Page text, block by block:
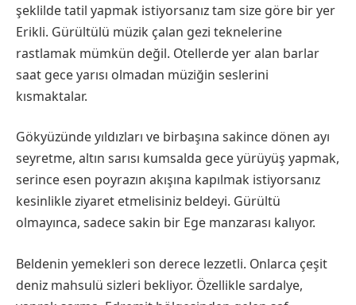
şeklilde tatil yapmak istiyorsanız tam size göre bir yer
Erikli. Gürültülü müzik çalan gezi teknelerine
rastlamak mümkün değil. Otellerde yer alan barlar
saat gece yarısı olmadan müziğin seslerini
kısmaktalar.
Gökyüzünde yıldızları ve birbaşına sakince dönen ayı
seyretme, altın sarısı kumsalda gece yürüyüş yapmak,
serince esen poyrazın akışına kapılmak istiyorsanız
kesinlikle ziyaret etmelisiniz beldeyi. Gürültü
olmayınca, sadece sakin bir Ege manzarası kalıyor.
Beldenin yemekleri son derece lezzetli. Onlarca çeşit
deniz mahsulü sizleri bekliyor. Özellikle sardalye,